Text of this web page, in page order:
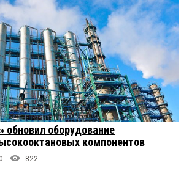
обновил оборудование
компонентов
0 822